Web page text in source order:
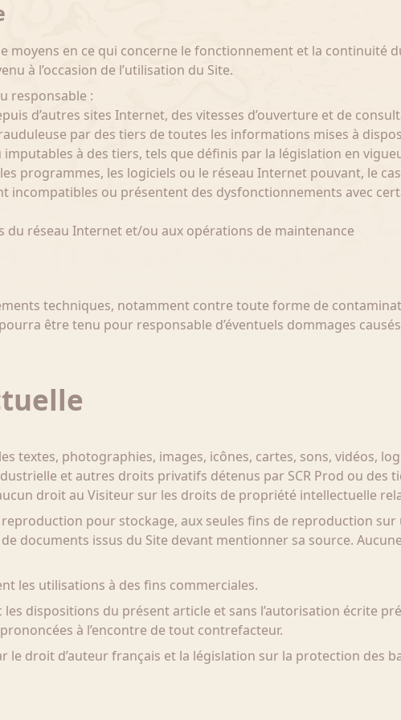
moyens en ce qui concerne le fonctionnement et la continuité
à l’occasion de l’utilisation du Site.
responsable :
d’autres sites Internet, des vitesses d’ouverture et de
par des tiers de toutes les informations mises à
à des tiers, tels que définis par la législation en
programmes, les logiciels ou le réseau Internet pouvant, le
incompatibles ou présentent des dysfonctionnements avec
du réseau Internet et/ou aux opérations de maintenance
techniques, notamment contre toute forme de
être tenu pour responsable d’éventuels dommages
textes, photographies, images, icônes, cartes, sons, vidéos,
et autres droits privatifs détenus par SCR Prod ou des
droit au Visiteur sur les droits de propriété intellectuelle
pour stockage, aux seules fins de reproduction
documents issus du Site devant mentionner sa source.
les utilisations à des fins commerciales.
dispositions du présent article et sans l’autorisation écrite
à l’encontre de tout contrefacteur.
le droit d’auteur français et la législation sur la protection des